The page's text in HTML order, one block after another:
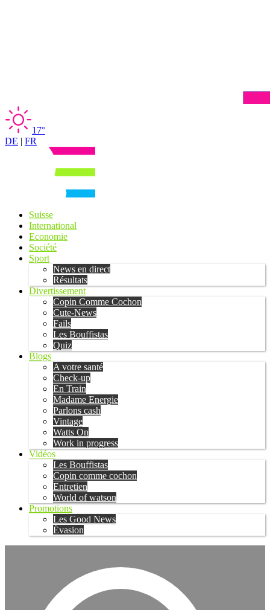
17°
DE | FR
Suisse
International
Economie
Société
Sport
News en direct
Résultats
Divertissement
Copin Comme Cochon
Cute-News
Fails
Les Bouffistas
Quiz
Blogs
A votre santé
Check-up
En Train
Madame Energie
Parlons cash
Vintage
Watts On
Work in progress
Vidéos
Les Bouffistas
Copin comme cochon
Entretien
World of watson
Promotions
Les Good News
Évasion